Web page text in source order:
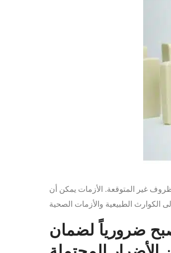
غير المتوقعة. الأزمات يمكن أن
ضرورياً لضمان